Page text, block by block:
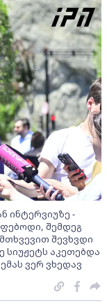
ინტერვიუზე -
შემდეგ
შევხვდი
აკეთებდა
ვერ ვხედავ